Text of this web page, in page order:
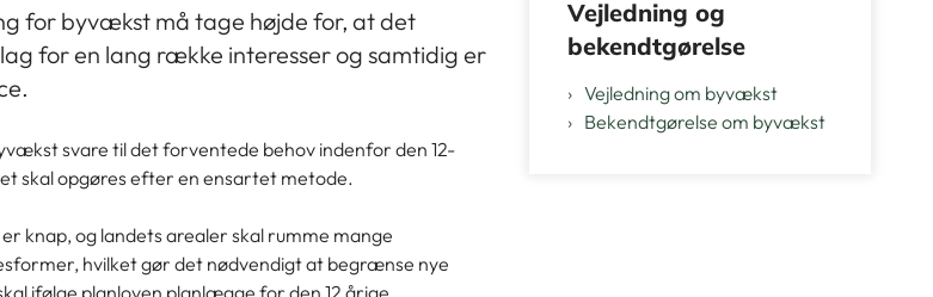
for byvækst må tage højde for, at det
for en lang række interesser og samtidig er
svare til det forventede behov indenfor den 12-
skal opgøres efter en ensartet metode.
knap, og landets arealer skal rumme mange
hvilket gør det nødvendigt at begrænse nye
Vejledning og
bekendtgørelse
Vejledning om byvækst
Bekendtgørelse om byvækst